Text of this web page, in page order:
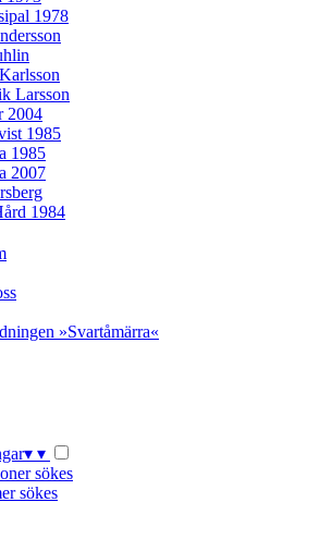
1978
Larsson
2004
1985
1985
2007
1984
»Svartåmärra«
▾ ▾
sökes
sökes